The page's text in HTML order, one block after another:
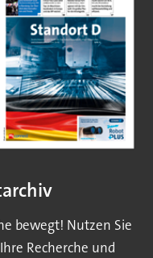
bewegt! Nutzen Sie
Recherche und